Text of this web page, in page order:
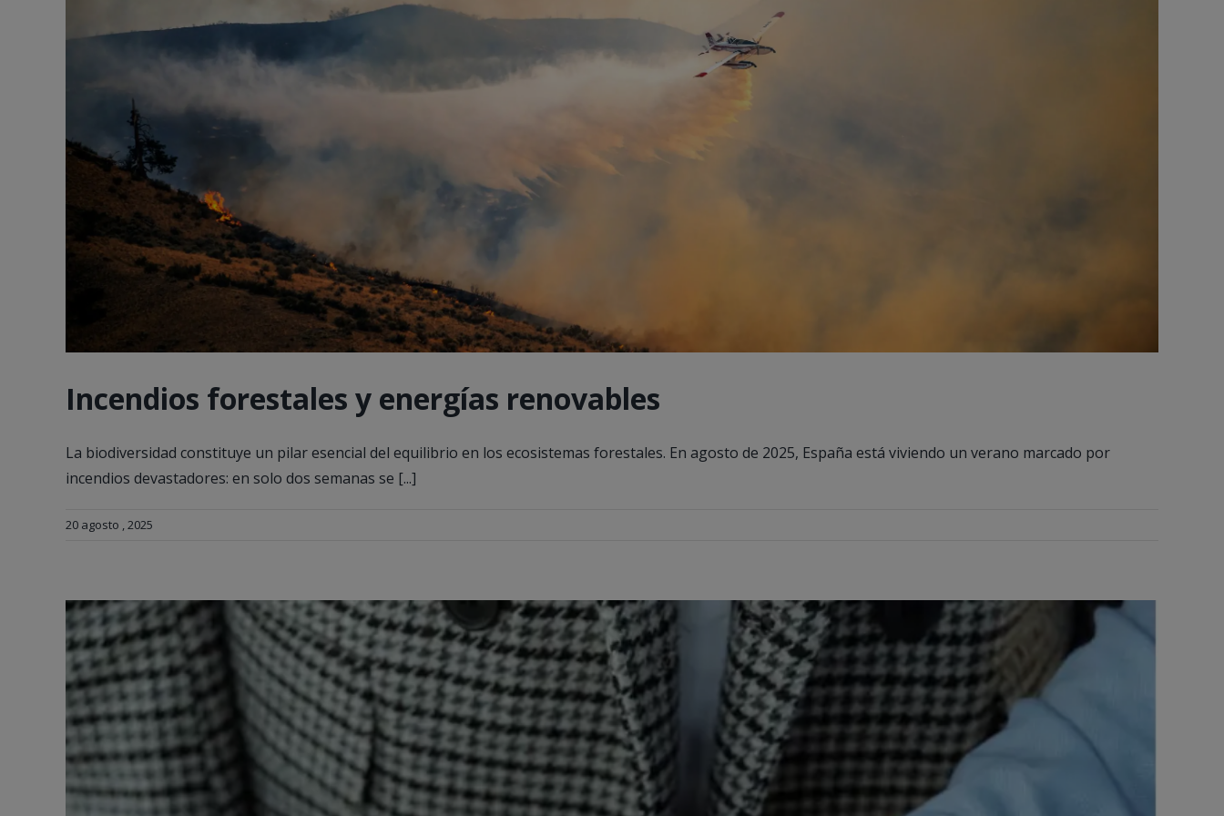
Incendios forestales y energías renovables
La biodiversidad constituye un pilar esencial del equilibrio en los ecosistemas forestales. En agosto de 2025, España está viviendo un verano marcado por
incendios devastadores: en solo dos semanas se [...]
20 agosto , 2025